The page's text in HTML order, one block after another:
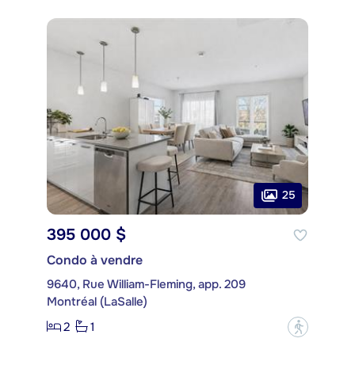
25
395 000 $
Condo à vendre
9640, Rue William-Fleming, app. 209
Montréal (LaSalle)
2
1 ?